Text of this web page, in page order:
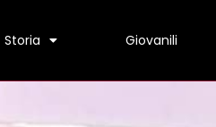
Storia Giovanili